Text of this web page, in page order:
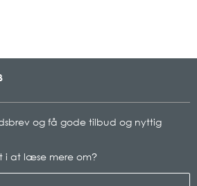
og få gode tilbud og nyttig
i at læse mere om?